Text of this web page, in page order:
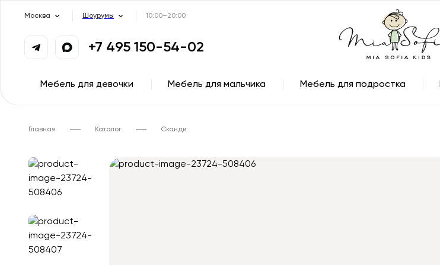
Москва Шоурумы 10:00–20:00
+7 495 150-54-02
Мебель для девочки Мебель для мальчика Мебель для подростка
Главная Каталог Сканди